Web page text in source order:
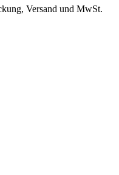
Versand und MwSt.